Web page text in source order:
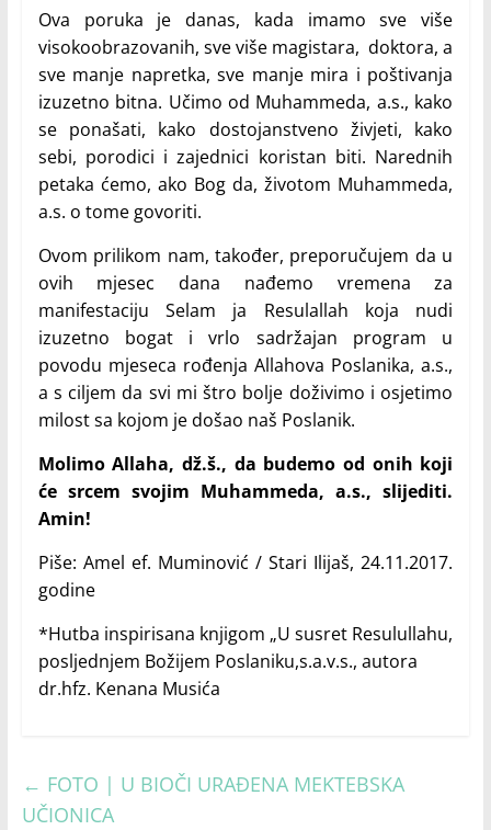
Ova poruka je danas, kada imamo sve više
visokoobrazovanih, sve više magistara, doktora, a
sve manje napretka, sve manje mira i poštivanja
izuzetno bitna. Učimo od Muhammeda, a.s., kako
se ponašati, kako dostojanstveno živjeti, kako
sebi, porodici i zajednici koristan biti. Narednih
petaka ćemo, ako Bog da, životom Muhammeda,
a.s. o tome govoriti.
Ovom prilikom nam, također, preporučujem da u
ovih mjesec dana nađemo vremena za
manifestaciju Selam ja Resulallah koja nudi
izuzetno bogat i vrlo sadržajan program u
povodu mjeseca rođenja Allahova Poslanika, a.s.,
a s ciljem da svi mi štro bolje doživimo i osjetimo
milost sa kojom je došao naš Poslanik.
Molimo Allaha, dž.š., da budemo od onih koji
će srcem svojim Muhammeda, a.s., slijediti.
Amin!
Piše: Amel ef. Muminović / Stari Ilijaš, 24.11.2017.
godine
*Hutba inspirisana knjigom „U susret Resulullahu,
posljednjem Božijem Poslaniku,s.a.v.s., autora
dr.hfz. Kenana Musića
← FOTO | U BIOČI URAĐENA MEKTEBSKA
UČIONICA